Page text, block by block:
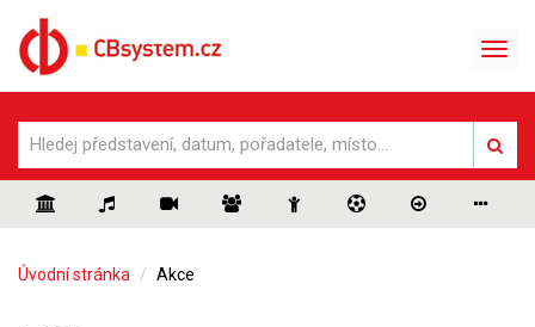
Úvodní stránka Akce